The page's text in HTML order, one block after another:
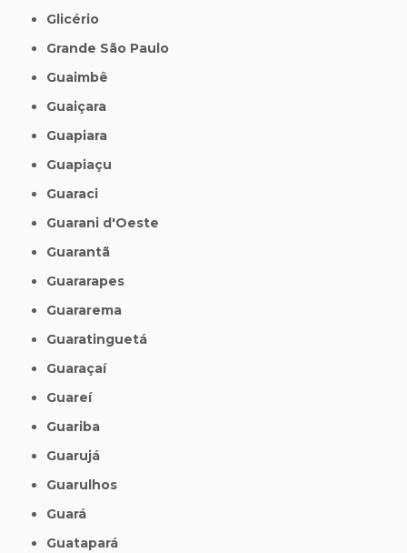
Glicério
Grande São Paulo
Guaimbê
Guaiçara
Guapiara
Guapiaçu
Guaraci
Guarani d'Oeste
Guarantã
Guararapes
Guararema
Guaratinguetá
Guaraçaí
Guareí
Guariba
Guarujá
Guarulhos
Guará
Guatapará